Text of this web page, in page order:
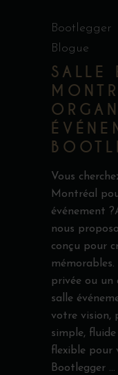
Bootlegger
Blogue
SALLE
Vous
Montréal
événement
nous
conçu pour
privée ou
salle
votre vision,
simple,
flexible pour
Bootlegger